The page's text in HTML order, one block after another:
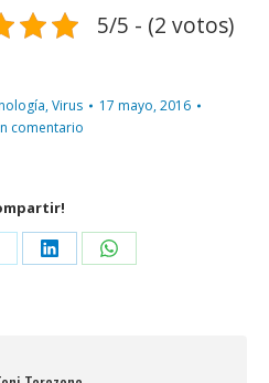
5/5 - (2 votos)
,Virus
17 mayo, 2016
comentario
Share Share